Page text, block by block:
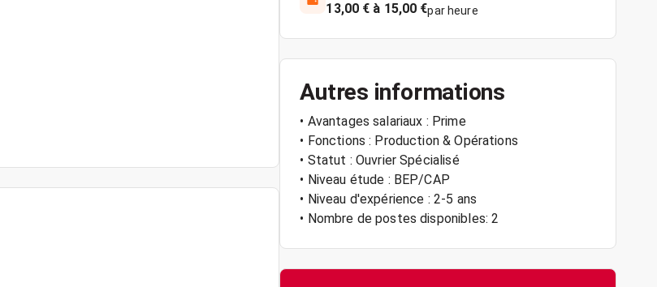
13,00 € à 15,00 €par heure
Autres informations
• Avantages salariaux : Prime
• Fonctions : Production & Opérations
• Statut : Ouvrier Spécialisé
• Niveau étude : BEP/CAP
• Niveau d'expérience : 2-5 ans
• Nombre de postes disponibles: 2